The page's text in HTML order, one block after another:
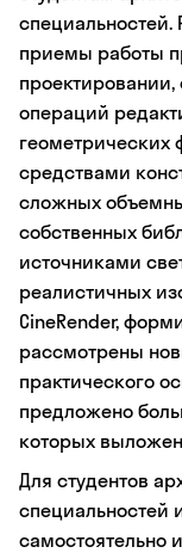
приемы работы
операций
геометрических
средствами
сложных
собственных
источниками
реалистичных
CineRender,
рассмотрены
практического
предложено
которых
Для студентов
специальностей
самостоятельно